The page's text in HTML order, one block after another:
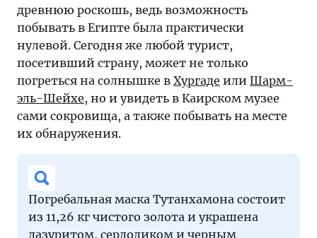
древнюю роскошь, ведь возможность
побывать в Египте была практически
нулевой. Сегодня же любой турист,
посетивший страну, может не только
погреться на солнышке в Хургаде или Шарм-
эль-Шейхе, но и увидеть в Каирском музее
сами сокровища, а также побывать на месте
их обнаружения.
Погребальная маска Тутанхамона состоит
из 11,26 кг чистого золота и украшена
лазуритом, сердоликом и черным